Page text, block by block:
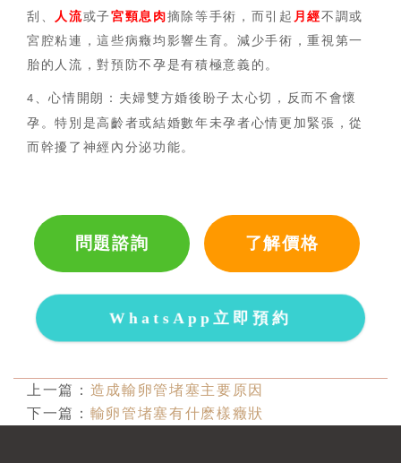
刮、
人流或子宮頸息肉摘除等手術，而引起 月經不調或
宮腔粘連，這些病癥均影響生育。減少手術，重視第一
胎的人流，對預防不孕是有積極意義的。
4 、心情開朗：夫婦雙方婚後盼子太心切，反而不會懷
孕。特別是高齡者或結婚數年未孕者心情更加緊張，從
而幹擾了神經內分泌功能。
問題諮詢 了解價格
WhatsApp立即預約
上一篇： 造成輸卵管堵塞主要原因
下一篇： 輸卵管堵塞有什麽樣癥狀